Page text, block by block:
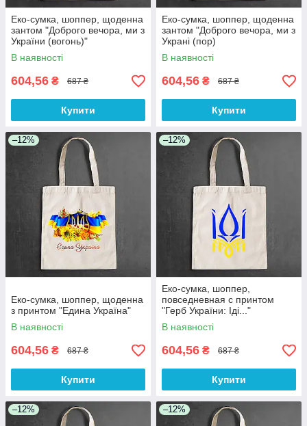
Еко-сумка, шоппер, щоденна
зантом "Доброго вечора, ми з
України (вогонь)"
В наявності
604,56 ₴ 687 ₴
Купити
Еко-сумка, шоппер, щоденна
зантом "Доброго вечора, ми з
Украні (пор)
В наявності
604,56 ₴ 687 ₴
Купити
–12%
Еко-сумка, шоппер, щоденна
з принтом "Едина Україна"
В наявності
604,56 ₴ 687 ₴
Купити
–12%
Еко-сумка, шоппер,
повседневная с принтом
"Герб України: Іді..."
В наявності
604,56 ₴ 687 ₴
Купити
–12% –12%